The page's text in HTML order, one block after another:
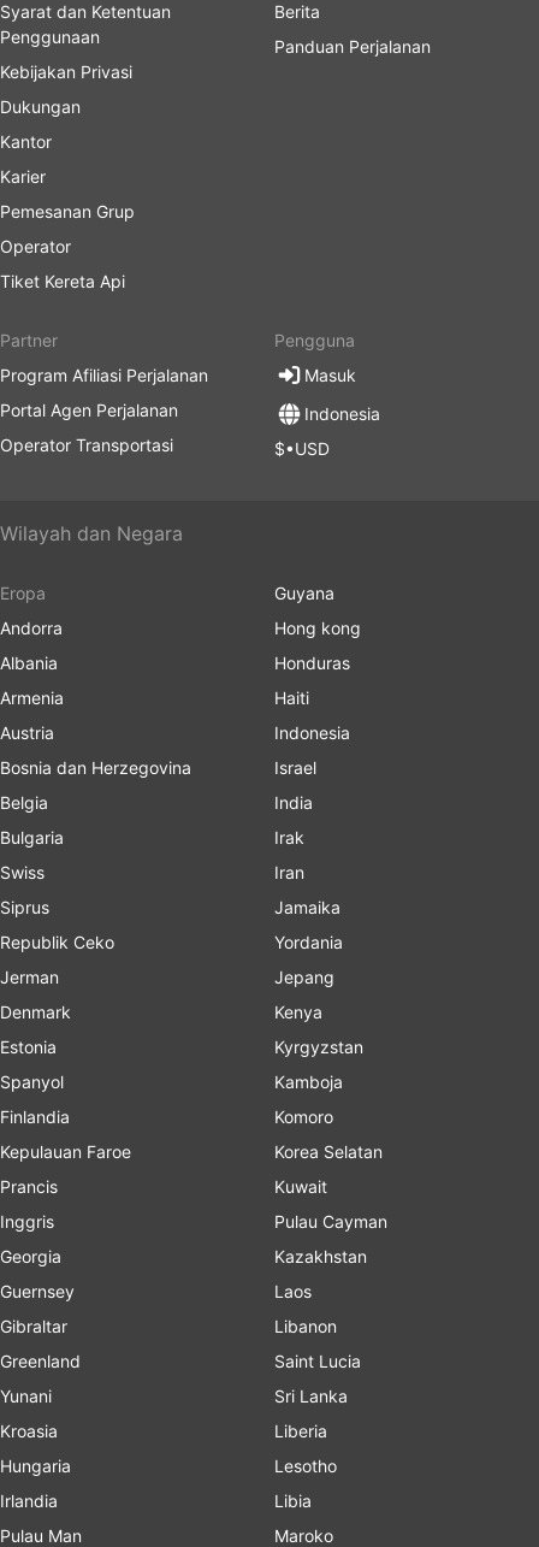
Syarat dan Ketentuan
Penggunaan
Kebijakan Privasi
Dukungan
Kantor
Karier
Pemesanan Grup
Operator
Tiket Kereta Api
Berita
Panduan Perjalanan
Partner
Program Afiliasi Perjalanan
Portal Agen Perjalanan
Operator Transportasi
Pengguna
Masuk
Indonesia
$•USD
Wilayah dan Negara
Eropa
Andorra
Albania
Armenia
Austria
Bosnia dan Herzegovina
Belgia
Bulgaria
Swiss
Siprus
Republik Ceko
Jerman
Denmark
Estonia
Spanyol
Finlandia
Kepulauan Faroe
Prancis
Inggris
Georgia
Guernsey
Gibraltar
Greenland
Yunani
Kroasia
Hungaria
Irlandia
Pulau Man
Guyana
Hong kong
Honduras
Haiti
Indonesia
Israel
India
Irak
Iran
Jamaika
Yordania
Jepang
Kenya
Kyrgyzstan
Kamboja
Komoro
Korea Selatan
Kuwait
Pulau Cayman
Kazakhstan
Laos
Libanon
Saint Lucia
Sri Lanka
Liberia
Lesotho
Libia
Maroko